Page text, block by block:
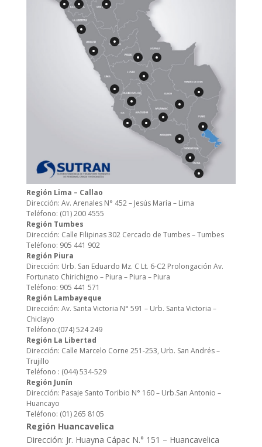
Región Lima – Callao
Dirección: Av. Arenales N° 452 – Jesús María – Lima
Teléfono: (01) 200 4555
Región Tumbes
Dirección: Calle Filipinas 302 Cercado de Tumbes – Tumbes
Teléfono: 905 441 902
Región Piura
Dirección: Urb. San Eduardo Mz. C Lt. 6-C2 Prolongación Av.
Fortunato Chirichigno – Piura – Piura – Piura
Teléfono: 905 441 571
Región Lambayeque
Dirección: Av. Santa Victoria N° 591 – Urb. Santa Victoria –
Chiclayo
Teléfono:(074) 524 249
Región La Libertad
Dirección: Calle Marcelo Corne 251-253, Urb. San Andrés –
Trujillo
Teléfono : (044) 534-529
Región Junín
Dirección: Pasaje Santo Toribio N° 160 – Urb.San Antonio –
Huancayo
Teléfono: (01) 265 8105
Región Huancavelica
Dirección: Jr. Huayna Cápac N.° 151 – Huancavelica